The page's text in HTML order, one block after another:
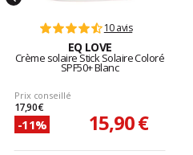
10 avis
EQ LOVE
Crème solaire Stick Solaire Coloré
SPF50+ Blanc
Prix conseillé
17,90 €
-11% 15,90 €